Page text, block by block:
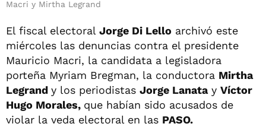
Macri y Mirtha Legrand
El fiscal electoral Jorge Di Lello archivó este
miércoles las denuncias contra el presidente
Mauricio Macri, la candidata a legisladora
porteña Myriam Bregman, la conductora Mirtha
Legrand y los periodistas Jorge Lanatay Víctor
Hugo Morales, que habían sido acusados de
violar la veda electoral en las PASO.